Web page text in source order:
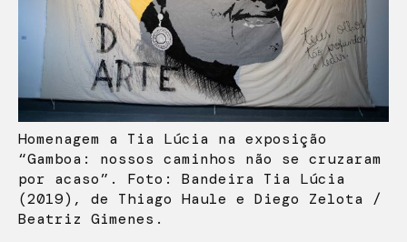
Homenagem a Tia Lúcia na exposição
“Gamboa: nossos caminhos não se cruzaram
por acaso”. Foto: Bandeira Tia Lúcia
(2019), de Thiago Haule e Diego Zelota /
Beatriz Gimenes.